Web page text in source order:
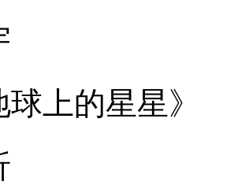
的星星》